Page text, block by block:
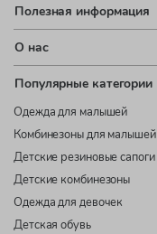
Полезная информация
О нас
Популярные категории
Одежда для малышей
Комбинезоны для малышей
Детские резиновые сапоги
Детские комбинезоны
Одежда для девочек
Детская обувь